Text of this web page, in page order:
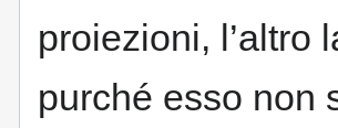
proiezioni, l’altro
purché esso non